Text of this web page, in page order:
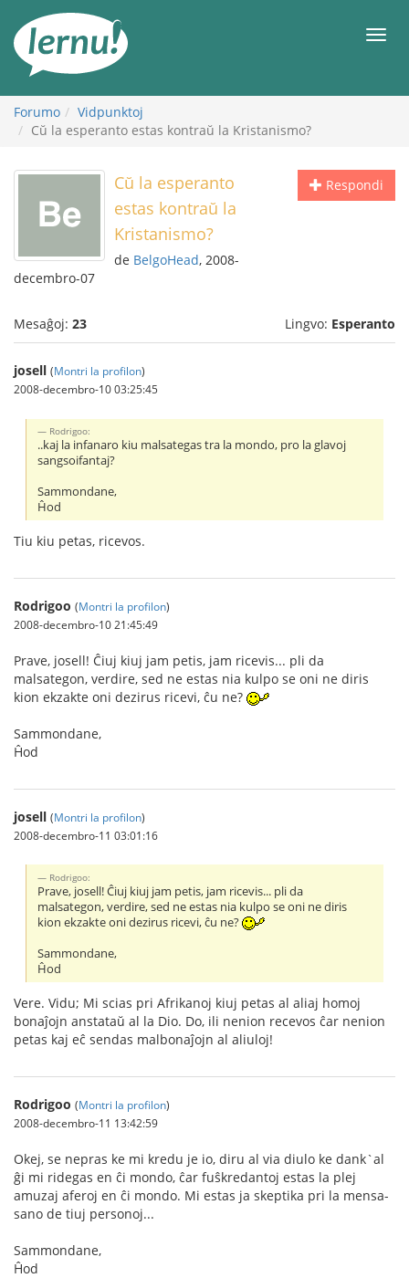
enhavo
Forumo
Vidpunktoj
Cŭ la esperanto estas kontraŭ la Kristanismo?
Respondi
Cŭ la esperanto
estas kontraŭ la
Kristanismo?
de BelgoHead, 2008-
decembro-07
Mesaĝoj: 23 Lingvo: Esperanto
josell (Montri la profilon)
2008-decembro-10 03:25:45
Rodrigoo:
..kaj la infanaro kiu malsategas tra la mondo, pro la glavoj
sangsoifantaj?
Sammondane,
Ĥod
Tiu kiu petas, ricevos.
Rodrigoo (Montri la profilon)
2008-decembro-10 21:45:49
Prave, josell! Ĉiuj kiuj jam petis, jam ricevis... pli da
malsategon, verdire, sed ne estas nia kulpo se oni ne diris
kion ekzakte oni dezirus ricevi, ĉu ne?
Sammondane,
Ĥod
josell (Montri la profilon)
2008-decembro-11 03:01:16
Rodrigoo:
Prave, josell! Ĉiuj kiuj jam petis, jam ricevis... pli da
malsategon, verdire, sed ne estas nia kulpo se oni ne diris
kion ekzakte oni dezirus ricevi, ĉu ne?
Sammondane,
Ĥod
Vere. Vidu; Mi scias pri Afrikanoj kiuj petas al aliaj homoj
bonaĵojn anstataŭ al la Dio. Do, ili nenion recevos ĉar nenion
petas kaj eĉ sendas malbonaĵojn al aliuloj!
Rodrigoo (Montri la profilon)
2008-decembro-11 13:42:59
Okej, se nepras ke mi kredu je io, diru al via diulo ke dank`al
ĝi mi ridegas en ĉi mondo, ĉar fuŝkredantoj estas la plej
amuzaj aferoj en ĉi mondo. Mi estas ja skeptika pri la mensa-
sano de tiuj personoj...
Sammondane,
Ĥod